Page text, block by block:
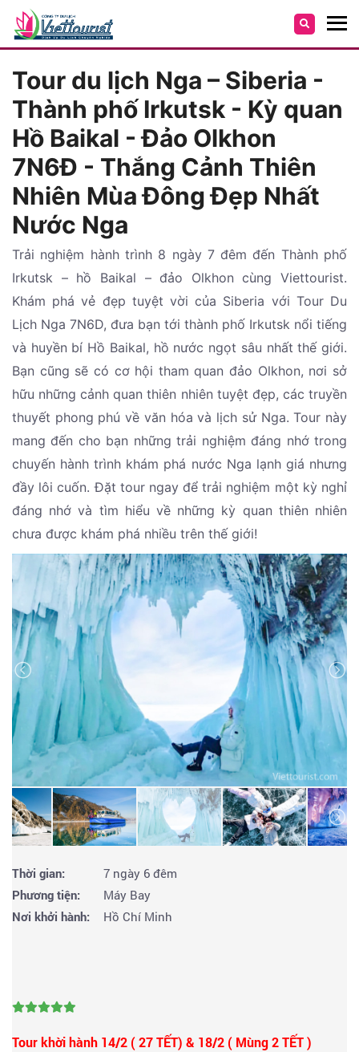
Tour du lịch Nga – Siberia -
Thành phố Irkutsk - Kỳ quan
Hồ Baikal - Đảo Olkhon
7N6Đ - Thắng Cảnh Thiên
Nhiên Mùa Đông Đẹp Nhất
Nước Nga
Trải nghiệm hành trình 8 ngày 7 đêm đến Thành phố
Irkutsk – hồ Baikal – đảo Olkhon cùng Viettourist.
Khám phá vẻ đẹp tuyệt vời của Siberia với Tour Du
Lịch Nga 7N6D, đưa bạn tới thành phố Irkutsk nổi tiếng
và huyền bí Hồ Baikal, hồ nước ngọt sâu nhất thế giới.
Bạn cũng sẽ có cơ hội tham quan đảo Olkhon, nơi sở
hữu những cảnh quan thiên nhiên tuyệt đẹp, các truyền
thuyết phong phú về văn hóa và lịch sử Nga. Tour này
mang đến cho bạn những trải nghiệm đáng nhớ trong
chuyến hành trình khám phá nước Nga lạnh giá nhưng
đầy lôi cuốn. Đặt tour ngay để trải nghiệm một kỳ nghỉ
đáng nhớ và tìm hiểu về những kỳ quan thiên nhiên
chưa được khám phá nhiều trên thế giới!
Thời gian:
7 ngày 6 đêm
Phương tiện:
Máy Bay
Nơi khởi hành:
Hồ Chí Minh
Tour khời hành 14/2 ( 27 TẾT) & 18/2 ( Mùng 2 TẾT )